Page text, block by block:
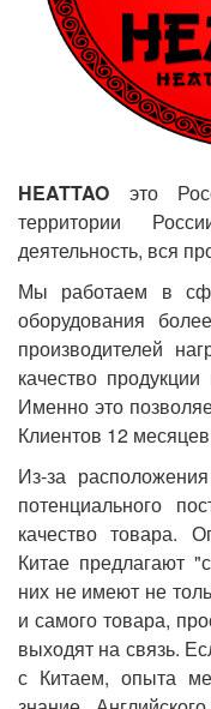
HEATTAO это
территории
деятельность, вся
Мы работаем в
оборудования
производителей
качество
Именно это
Клиентов 12
Из-за
потенциального
качество товара.
Китае предлагают
них не имеют не
и самого товара,
выходят на связь.
с Китаем, опыта